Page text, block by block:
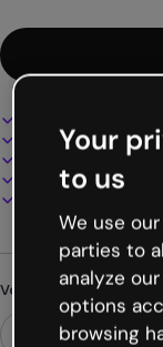
100%
Ajoutez audio,
Présentez,
Vous cherchez autre
Your
to us
We use
parties to
analyze
options
browsing